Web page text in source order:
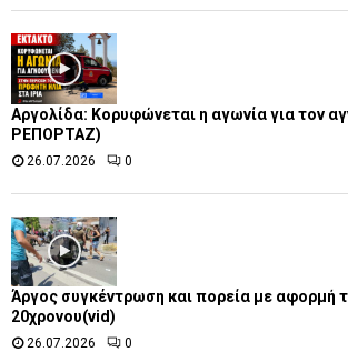
Αργολίδα: Κορυφώνεται η αγωνία για τον
ΡΕΠΟΡΤΑΖ)
26.07.2026 0
Άργος συγκέντρωση και πορεία με αφορμή
20χρονου(vid)
26.07.2026 0